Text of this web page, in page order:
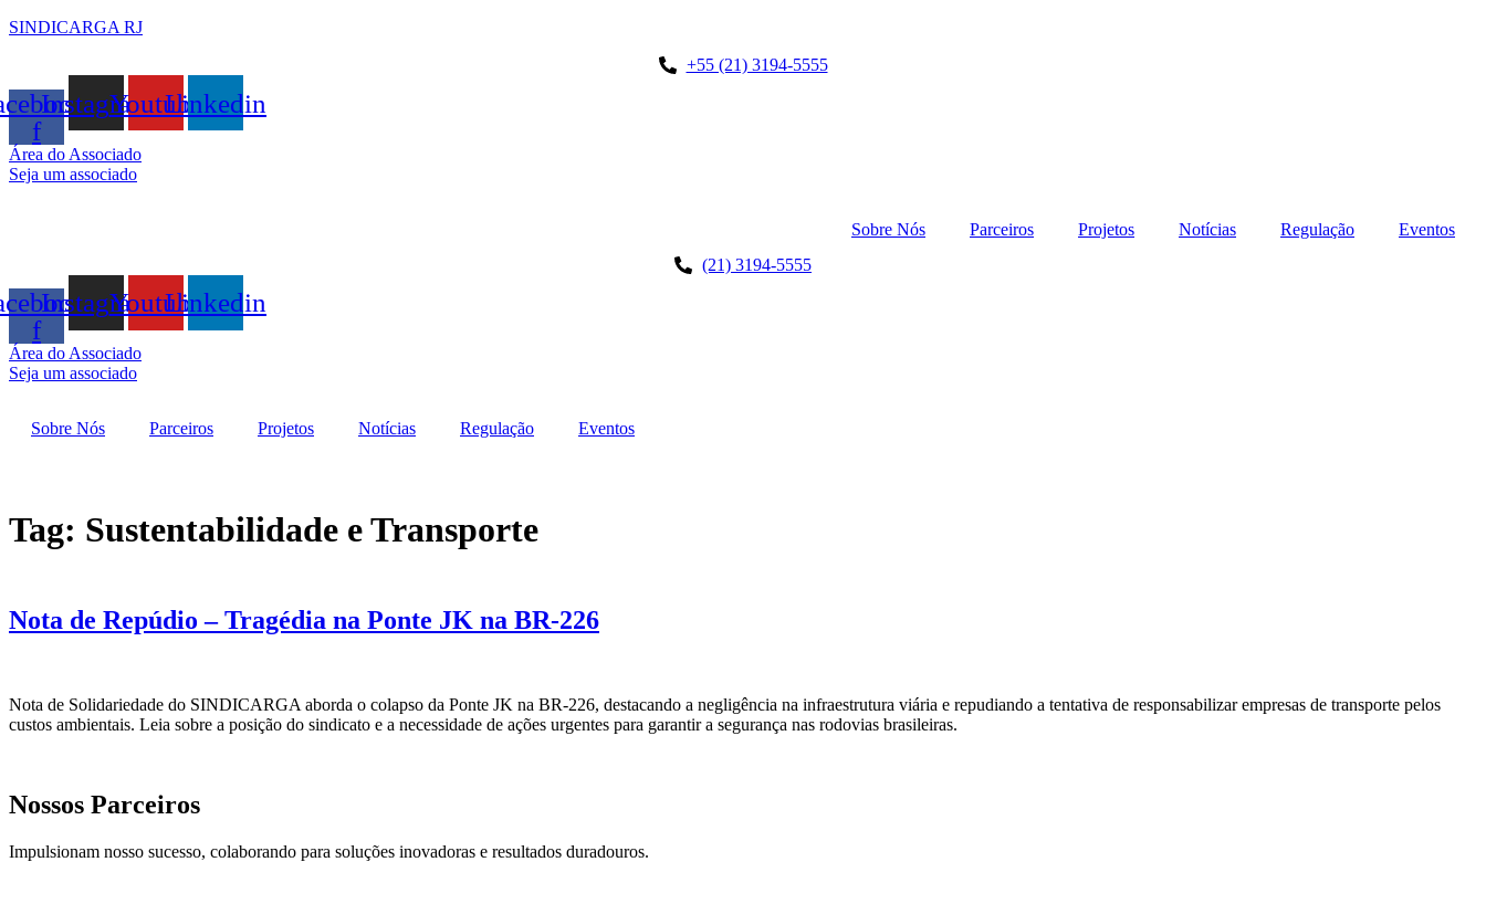
SINDICARGA RJ
+55 (21) 3194-5555
f
InstagramYoutubeLinkedin
Área do Associado
Seja um associado
Sobre Nós Parceiros Projetos Notícias Regulação
Eventos
(21) 3194-5555
f
InstagramYoutubeLinkedin
Área do Associado
Seja um associado
Sobre Nós Parceiros Projetos Notícias Regulação Eventos
Tag: Sustentabilidade e Transporte
Nota de Repúdio – Tragédia na Ponte JK na BR-226
Nota de Solidariedade do SINDICARGA aborda o colapso da Ponte JK na BR-226, destacando a negligência na infraestrutura viária e repudiando a tentativa de responsabilizar empresas de transporte pelos
custos ambientais. Leia sobre a posição do sindicato e a necessidade de ações urgentes para garantir a segurança nas rodovias brasileiras.
Nossos Parceiros
Impulsionam nosso sucesso, colaborando para soluções inovadoras e resultados duradouros.